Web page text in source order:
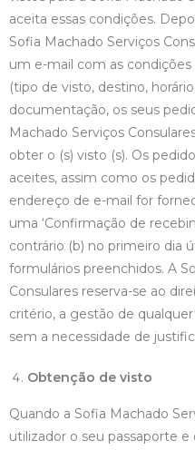
aceita essas condições.
Sofia Machado Serviços
um e-mail com as
(tipo de visto, destino,
documentação, os seus
Machado Serviços
obter o (s) visto (s). Os
aceites, assim como os
endereço de e-mail for
uma ‘Confirmação de
contrário (b) no primeiro dia
formulários preenchidos. A
Consulares reserva-se ao
critério, a gestão de
sem a necessidade de
Obtenção de visto
Quando a Sofia Machado
utilizador o seu passaporte